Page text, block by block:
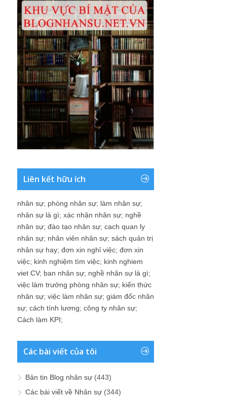
Liên kết hữu ích
nhân sự; phòng nhân sự; làm nhân sự;
nhân sự là gì; xác nhận nhân sự; nghề
nhân sự; đào tạo nhân sự; cach quan ly
nhân sự; nhân viên nhân sự; sách quản trị
nhân sự hay; đơn xin nghỉ việc; đơn xin
việc; kinh nghiệm tìm việc; kinh nghiem
viet CV; ban nhân sự; nghề nhân sự là gì;
việc làm trưởng phòng nhân sự; kiến thức
nhân sự; việc làm nhân sự; giám đốc nhân
sự; cách tính lương; công ty nhân sự;
Cách làm KPI;
Các bài viết của tôi
Bản tin Blog nhân sự (443)
Các bài viết về Nhân sự (344)